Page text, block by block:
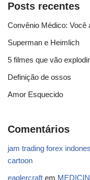
Posts recentes
Convênio Médico: Você
Superman e Heimlich
5 filmes que vão
Definição de ossos
Amor Esquecido
Comentários
jam trading forex
cartoon
eaglercraft em